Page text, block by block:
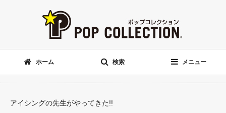
ホーム 検索 メニュー
アイシングの先生がやってきた!!